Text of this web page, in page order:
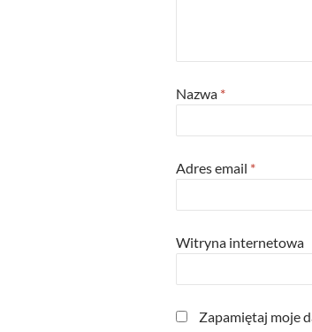
Nazwa *
Adres email *
Witryna internetowa
Zapamiętaj moje